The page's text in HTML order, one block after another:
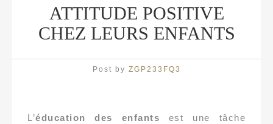
ATTITUDE POSITIVE
CHEZ LEURS ENFANTS
Post by ZGP233FQ3
L’éducation des enfants est une tâche